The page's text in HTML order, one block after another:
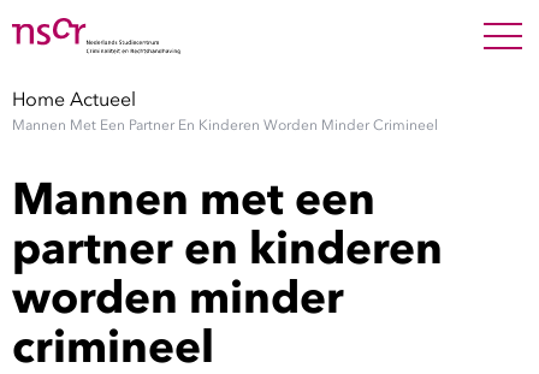
Medewerkers
Factsheets
Publicaties
Home Actueel
Mannen Met Een Partner En Kinderen Worden Minder Crimineel
Mannen met een
partner en kinderen
worden minder
crimineel